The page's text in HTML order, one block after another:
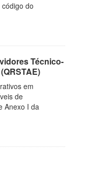
do
Técnico-
em
de
Anexo I da